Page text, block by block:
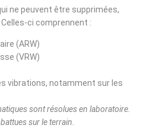
ne peuvent être supprimées,
ci comprennent :
(ARW)
(VRW)
vibrations, notamment sur les
sont résolues en laboratoire.
sur le terrain.